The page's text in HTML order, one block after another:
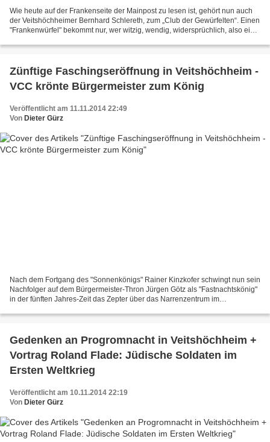
Wie heute auf der Frankenseite der Mainpost zu lesen ist, gehört nun auch
der Veitshöchheimer Bernhard Schlereth, zum „Club der Gewürfelten“. Einen
"Frankenwürfel" bekommt nur, wer witzig, wendig, widersprüchlich, also ein
Zünftige Faschingseröffnung in Veitshöchheim -
VCC krönte Bürgermeister zum König
Veröffentlicht am 11.11.2014 22:49
Von Dieter Gürz
Nach dem Fortgang des "Sonnenkönigs" Rainer Kinzkofer schwingt nun sein
Nachfolger auf dem Bürgermeister-Thron Jürgen Götz als "Fastnachtskönig"
in der fünften Jahres-Zeit das Zepter über das Narrenzentrum im
Gedenken an Progromnacht in Veitshöchheim +
Vortrag Roland Flade: Jüdische Soldaten im
Ersten Weltkrieg
Veröffentlicht am 10.11.2014 22:19
Von Dieter Gürz